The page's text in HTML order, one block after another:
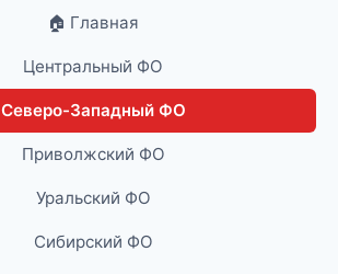
🏠 Главная
Центральный ФО
Северо-Западный ФО
Приволжский ФО
Уральский ФО
Сибирский ФО